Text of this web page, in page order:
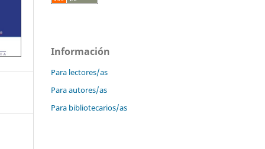
Información
Para lectores/as
Para autores/as
Para bibliotecarios/as